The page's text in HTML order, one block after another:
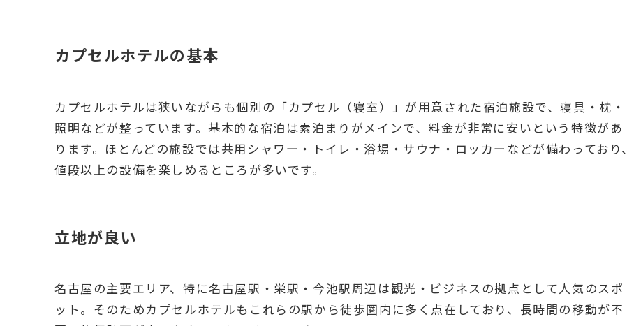
カプセルホテルの基本
カプセルホテルは狭いながらも個別の「カプセル（寝室）」が用意された宿泊施設で、寝具・枕・
照明などが整っています。基本的な宿泊は素泊まりがメインで、料金が非常に安いという特徴があ
ります。ほとんどの施設では共用シャワー・トイレ・浴場・サウナ・ロッカーなどが備わっており、
値段以上の設備を楽しめるところが多いです。
立地が良い
名古屋の主要エリア、特に名古屋駅・栄駅・今池駅周辺は観光・ビジネスの拠点として人気のスポ
ット。そのためカプセルホテルもこれらの駅から徒歩圏内に多く点在しており、長時間の移動が不